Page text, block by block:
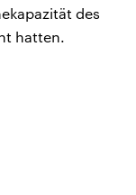
des
hatten.